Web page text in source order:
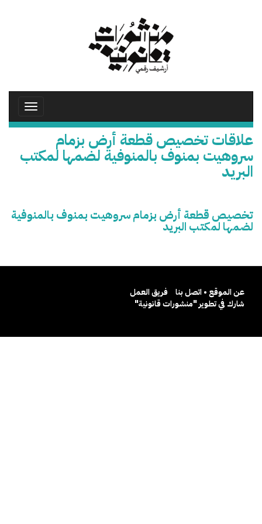
Toggle
علاقات تخصيص قطعة أرض بزمام
سروهيت بمنوف بالمنوفية لضمها لمكتب
البريد
تخصيص قطعة أرض بزمام سروهيت بمنوف بالمنوفية
لضمها لمكتب البريد
عن الموقع • اتصل بنا
فريق العمل
شارك في تطوير "منشورات قانونية"